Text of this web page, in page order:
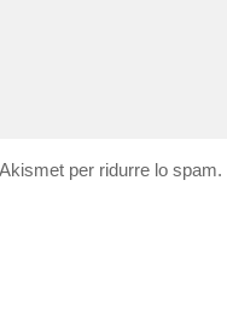
per ridurre lo spam.